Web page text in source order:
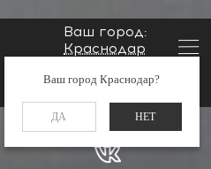
Ваш город:
Краснодар
Ваш город Краснодар?
ДА НЕТ
Заказать звонок